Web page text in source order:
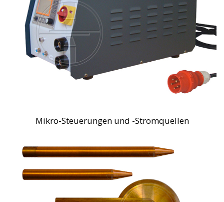
Mikro-Steuerungen und -Stromquellen